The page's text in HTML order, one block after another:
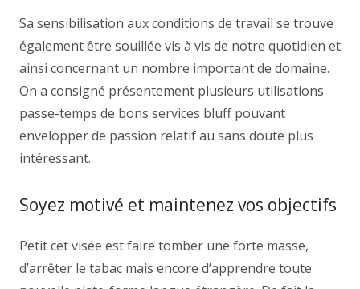
Sa sensibilisation aux conditions de travail se trouve
également être souillée vis à vis de notre quotidien et
ainsi concernant un nombre important de domaine.
On a consigné présentement plusieurs utilisations
passe-temps de bons services bluff pouvant
envelopper de passion relatif au sans doute plus
intéressant.
Soyez motivé et maintenez vos objectifs
Petit cet visée est faire tomber une forte masse,
d’arrêter le tabac mais encore d’apprendre toute